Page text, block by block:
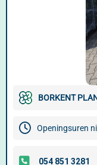
BORKENT
Openingsuren